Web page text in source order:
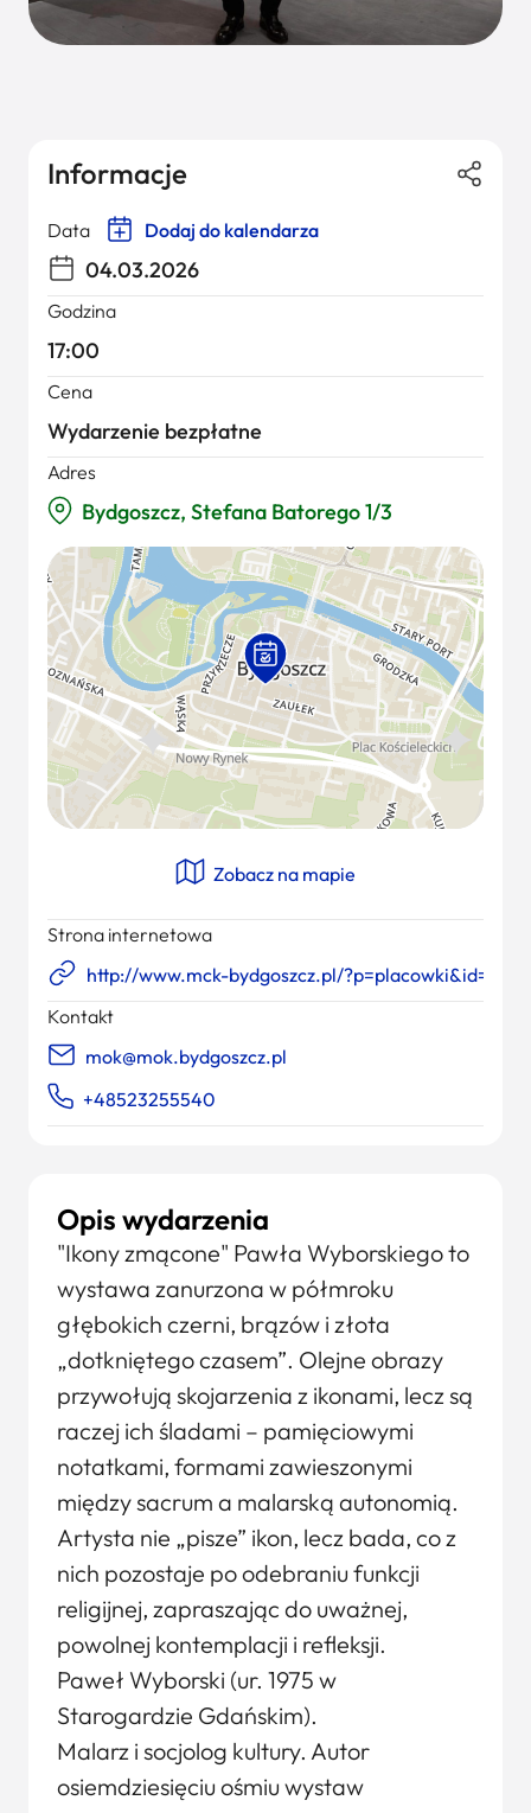
Opis wydarzenia
"Ikony zmącone" Pawła Wyborskiego to
wystawa zanurzona w półmroku
głębokich czerni, brązów i złota
„dotkniętego czasem”. Olejne obrazy
przywołują skojarzenia z ikonami, lecz są
raczej ich śladami – pamięciowymi
notatkami, formami zawieszonymi
między sacrum a malarską autonomią.
Artysta nie „pisze” ikon, lecz bada, co z
nich pozostaje po odebraniu funkcji
religijnej, zapraszając do uważnej,
powolnej kontemplacji i refleksji.
Paweł Wyborski (ur. 1975 w
Starogardzie Gdańskim).
Malarz i socjolog kultury. Autor
osiemdziesięciu ośmiu wystaw
Informacje
Data Dodaj do kalendarza
04.03.2026
Godzina
17:00
Cena
Wydarzenie bezpłatne
Adres
Bydgoszcz, Stefana Batorego 1/3
Zobacz na mapie
Strona internetowa
http://www.mck-bydgoszcz.pl/?p=placowki&id=4
Kontakt
mok@mok.bydgoszcz.pl
+48523255540